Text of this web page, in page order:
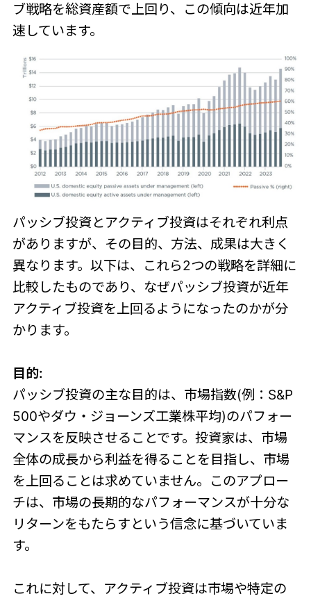
ブ戦略を総資産額で上回り、この傾向は近年加
速しています。
パッシブ投資とアクティブ投資はそれぞれ利点
がありますが、その目的、方法、成果は大きく
異なります。以下は、これら2つの戦略を詳細に
比較したものであり、なぜパッシブ投資が近年
アクティブ投資を上回るようになったのかが分
かります。
目的:
パッシブ投資の主な目的は、市場指数(例：S&P
500やダウ・ジョーンズ工業株平均)のパフォー
マンスを反映させることです。投資家は、市場
全体の成長から利益を得ることを目指し、市場
を上回ることは求めていません。このアプロー
チは、市場の長期的なパフォーマンスが十分な
リターンをもたらすという信念に基づいていま
す。
これに対して、アクティブ投資は市場や特定の